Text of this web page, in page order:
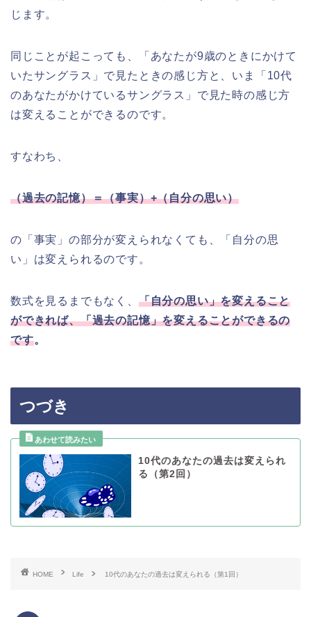
じます。
同じことが起こっても、「あなたが9歳のときにかけて
いたサングラス」で見たときの感じ方と、いま「10代
のあなたがかけているサングラス」で見た時の感じ方
は変えることができるのです。
すなわち、
（過去の記憶）＝（事実）+（自分の思い）
の「事実」の部分が変えられなくても、「自分の思
い」は変えられるのです。
数式を見るまでもなく、 「自分の思い」を変えること
ができれば、「過去の記憶」を変えることができるの
です。
つづき
10代のあなたの過去は変えられ
る（第2回）
HOME Life 10代のあなたの過去は変えられる（第1回）